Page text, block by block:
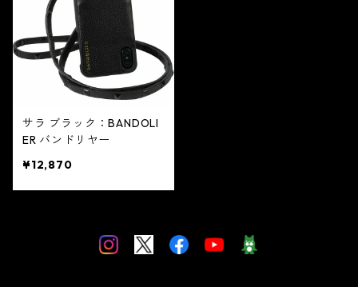
サラ ブラック：BANDOLI
ER バンドリヤー
¥12,870